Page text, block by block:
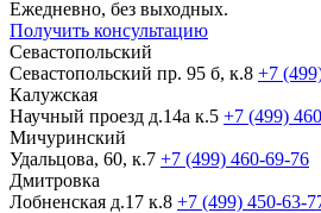
Ежедневно, без выходных.
Получить консультацию
Севастопольский
Севастопольский пр. 95 б, к.8 +7
Калужская
Научный проезд д.14а к.5 +7 (499)
Мичуринский
Удальцова, 60, к.7 +7 (499) 460-69-76
Дмитровка
Лобненская д.17 к.8 +7 (499) 450-63-